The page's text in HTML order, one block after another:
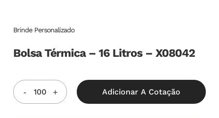
Brinde Personalizado
Bolsa Térmica – 16 Litros – X08042
Adicionar A Cotação